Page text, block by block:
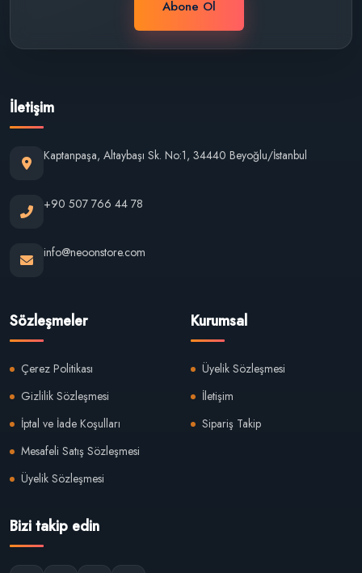
Abone Ol
İletişim
Kaptanpaşa, Altaybaşı Sk. No:1, 34440 Beyoğlu/İstanbul
+90 507 766 44 78
info@neoonstore.com
Sözleşmeler
Çerez Politikası
Gizlilik Sözleşmesi
İptal ve İade Koşulları
Mesafeli Satış Sözleşmesi
Üyelik Sözleşmesi
Kurumsal
Üyelik Sözleşmesi
İletişim
Sipariş Takip
Bizi takip edin